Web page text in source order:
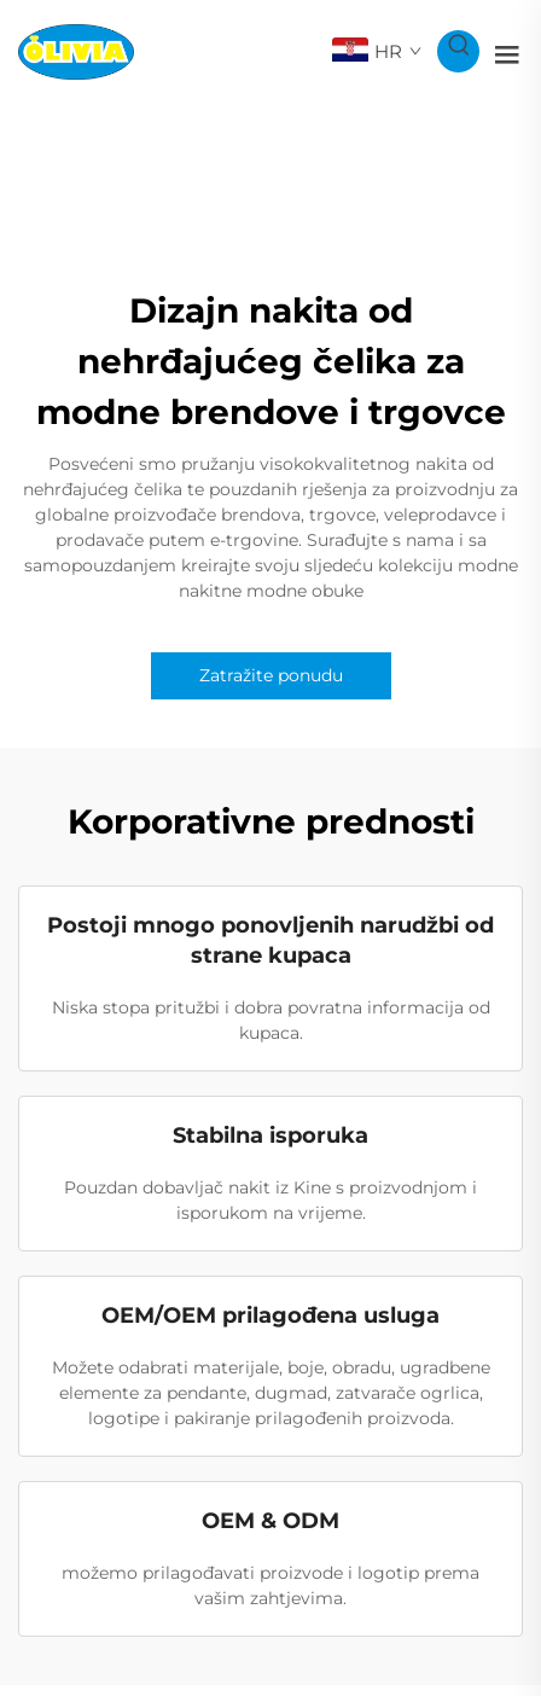
HR
Dizajn nakita od
nehrđajućeg čelika za
modne brendove i trgovce
Posvećeni smo pružanju visokokvalitetnog nakita od
nehrđajućeg čelika te pouzdanih rješenja za proizvodnju za
globalne proizvođače brendova, trgovce, veleprodavce i
prodavače putem e-trgovine. Surađujte s nama i sa
samopouzdanjem kreirajte svoju sljedeću kolekciju modne
nakitne modne obuke
Zatražite ponudu
Korporativne prednosti
Postoji mnogo ponovljenih narudžbi od
strane kupaca
Niska stopa pritužbi i dobra povratna informacija od
kupaca.
Stabilna isporuka
Pouzdan dobavljač nakit iz Kine s proizvodnjom i
isporukom na vrijeme.
OEM/OEM prilagođena usluga
Možete odabrati materijale, boje, obradu, ugradbene
elemente za pendante, dugmad, zatvarače ogrlica,
logotipe i pakiranje prilagođenih proizvoda.
OEM & ODM
možemo prilagođavati proizvode i logotip prema
vašim zahtjevima.